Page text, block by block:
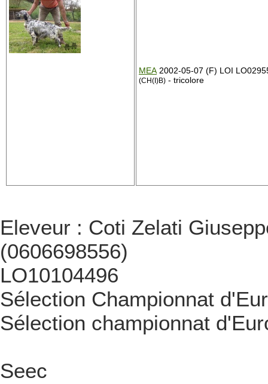
MEA 2002-05-07 (F) LOI
(CH(I)B) - tricolore
Eleveur : Coti Zelati
(0606698556)
LO10104496
Sélection Championnat
Sélection championnat
Seec